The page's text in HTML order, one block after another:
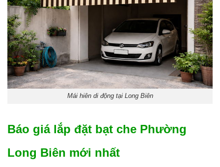
Mái hiên di động tại Long Biên
Báo giá lắp đặt bạt che Phường
Long Biên mới nhất